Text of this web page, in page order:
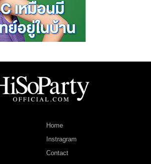
Home
Instragram
Contact